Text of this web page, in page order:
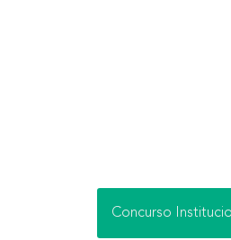
Concurso